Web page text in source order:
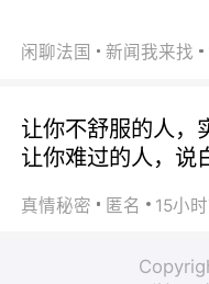
闲聊法国 新闻我来找
让你不舒服的人，
让你难过的人，说
真情秘密 匿名 15小